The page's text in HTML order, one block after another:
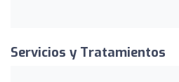
Servicios y Tratamientos